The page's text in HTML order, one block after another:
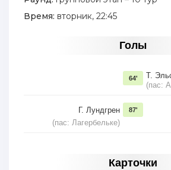
Время: вторник, 22:45
Голы
Т.
(пас:
64'
Г. Лундгрен
(пас: Лагербельке)
87'
Карточки